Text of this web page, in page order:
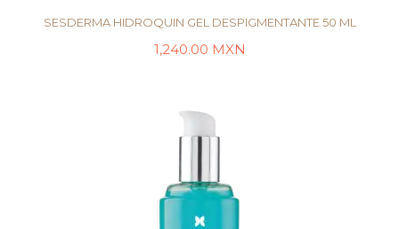
SESDERMA HIDROQUIN GEL DESPIGMENTANTE 50 ML
1,240.00 MXN